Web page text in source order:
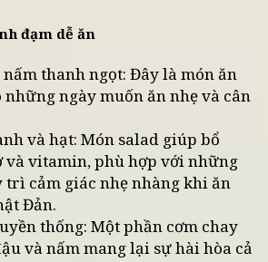
chay thanh tịnh
đạm dễ ăn